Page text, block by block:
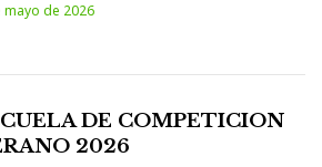
mayo de 2026
DE COMPETICION
2026